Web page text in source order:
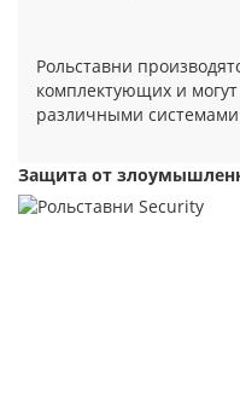
Рольставни
комплектующих и
различными
Защита от